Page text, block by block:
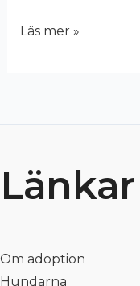
Läs mer »
Länkar
Om adoption
Hundarna